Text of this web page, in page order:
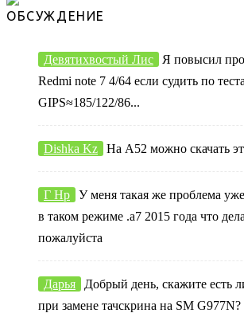
ОБСУЖДЕНИЕ
Девятихвостый Лис
Я повысил
Redmi note 7 4/64 если судить по
GIPS≈185/122/86...
Dishka Kz На А52 можно скачать
Г Нр
У меня такая же проблема
в таком режиме .а7 2015 года что
пожалуйста
Дарья
Добрый день, скажите есть
при замене тачскрина на SM G977N?